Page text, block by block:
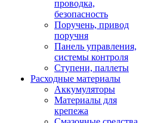
проводка,
безопасность
Поручень, привод
поручня
Панель управления,
системы контроля
Ступени, паллеты
Расходные материалы
Аккумуляторы
Материалы для
крепежа